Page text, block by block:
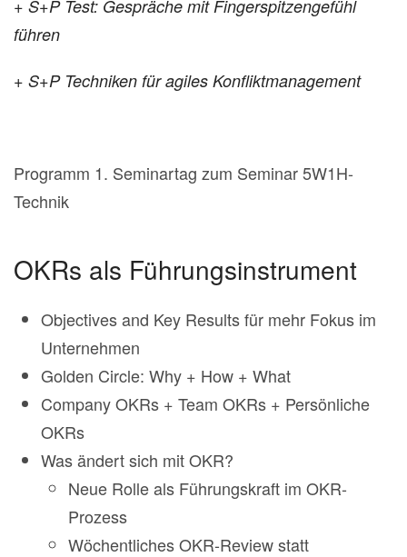
+ S+P Test: Gespräche mit Fingerspitzengefühl
führen
+ S+P Techniken für agiles Konfliktmanagement
Programm 1. Seminartag zum Seminar 5W1H-
Technik
OKRs als Führungsinstrument
Objectives and Key Results für mehr Fokus im
Unternehmen
Golden Circle: Why + How + What
Company OKRs + Team OKRs + Persönliche
OKRs
Was ändert sich mit OKR?
Neue Rolle als Führungskraft im OKR-
Prozess
Wöchentliches OKR-Review statt